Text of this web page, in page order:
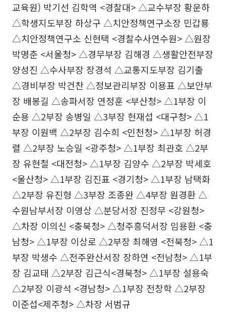
교육원) 박기선 김학역 <경찰대> △교수부장 황운하
△학생지도부장 하상구 △치안정책연구소장 민갑룡
△치안정책연구소 신현택 <경찰수사연수원> △원장
박명춘 <서울청> △경무부장 김해경 △생활안전부장
양성진 △수사부장 장경석 △교통지도부장 김기출
△경비부장 박건찬 △정보관리부장 이용표 △보안부
장 배봉길 △송파서장 연정훈 <부산청> △1부장 이
순용 △2부장 송병일 △3부장 현재섭 <대구청> △1
부장 이원백 △2부장 김수희 <인천청> △1부장 허경
렬 △2부장 노승일 <광주청> △1부장 최관호 △2부
장 유현철 <대전청> △1부장 김양수 △2부장 박세호
<울산청> △1부장 김진표 <경기청> △1부장 남택화
△2부장 유진형 △3부장 조종완 △4부장 원경환 △
수원남부서장 이영상 △분당서장 진정무 <강원청>
△차장 이의신 <충북청> △청주흥덕서장 임용환 <충
남청> △1부장 이상로 △2부장 최해영 <전북청> △1
부장 박생수 △전주완산서장 장하연 <전남청> △1부
장 김교태 △2부장 김근식<경북청> △1부장 설용숙
△2부장 이광석 <경남청> △1부장 전창학 △2부장
이준섭<제주청> △차장 서범규